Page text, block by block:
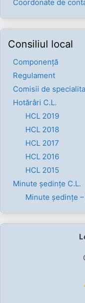
Coordonate de
Consiliul local
Componenţă
Regulament
Comisii de
Hotărâri C.L.
HCL 2019
HCL 2018
HCL 2017
HCL 2016
HCL 2015
Minute ședințe C.L.
Minute ședințe